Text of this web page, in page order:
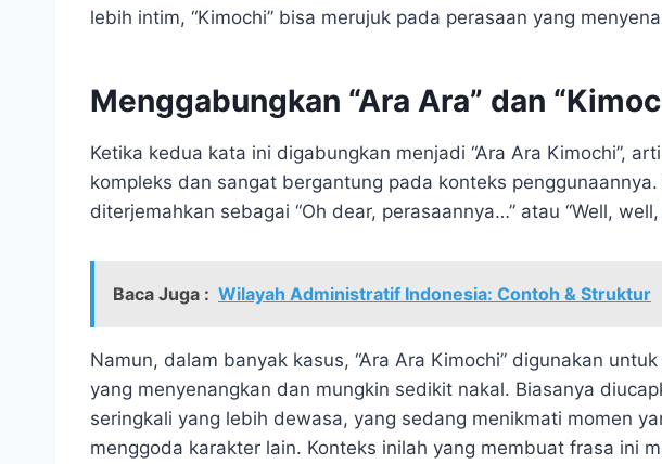
lebih intim, “Kimochi” bisa merujuk pada perasaan yang
Menggabungkan “Ara Ara” dan
Ketika kedua kata ini digabungkan menjadi “Ara Ara Kimochi”,
kompleks dan sangat bergantung pada konteks
diterjemahkan sebagai “Oh dear, perasaannya…” atau “Well,
Baca Juga : Wilayah Administratif Indonesia: Contoh & Struktur
Namun, dalam banyak kasus, “Ara Ara Kimochi” digunakan
yang menyenangkan dan mungkin sedikit nakal. Biasanya
seringkali yang lebih dewasa, yang sedang menikmati momen
menggoda karakter lain. Konteks inilah yang membuat frasa ini